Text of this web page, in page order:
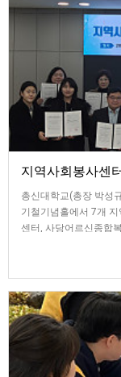
지역사회봉사센
총신대학교(총장 박성
기철기념홀에서 7개
센터, 사당어르신종합